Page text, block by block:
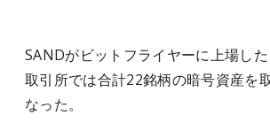
SANDがビットフライヤーに上場し
取引所では合計22銘柄の暗号資産を
なった。